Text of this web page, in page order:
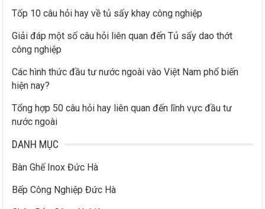
Tốp 10 câu hỏi hay về tủ sấy khay công nghiệp
Giải đáp một số câu hỏi liên quan đến Tủ sấy dao thớt
công nghiệp
Các hình thức đầu tư nước ngoài vào Việt Nam phổ biến
hiện nay?
Tổng hợp 50 câu hỏi hay liên quan đến lĩnh vực đầu tư
nước ngoài
DANH MỤC
Bàn Ghế Inox Đức Hà
Bếp Công Nghiệp Đức Hà